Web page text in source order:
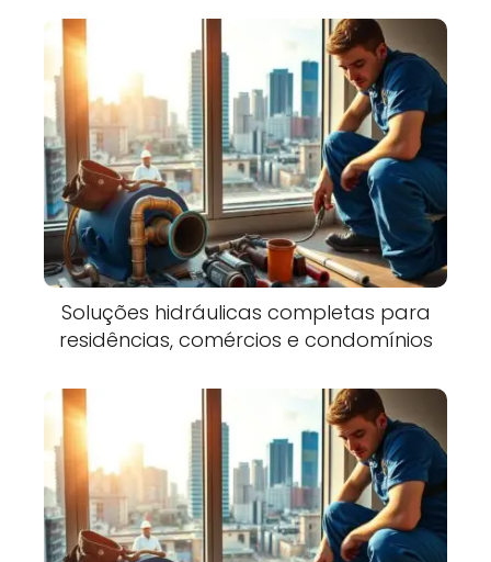
Soluções hidráulicas completas para
residências, comércios e condomínios